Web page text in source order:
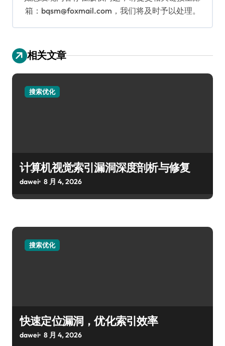
箱：bqsm@foxmail.com，我们将及时予以处理。
相关文章
搜索优化
计算机视觉索引漏洞深度剖析与修复
dawei 8 月 4, 2026
搜索优化
快速定位漏洞，优化索引效率
dawei 8 月 4, 2026